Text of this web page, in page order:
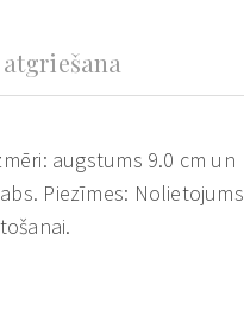
augstums 9.0 cm un
Piezīmes: Nolietojums